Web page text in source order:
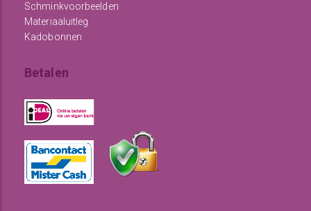
Schminkvoorbeelden
Materiaaluitleg
Kadobonnen
Betalen